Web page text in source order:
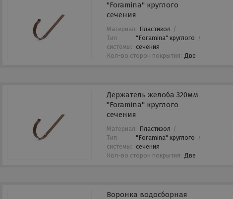
"Foramina" круглого
сечения
Материал: Пластизол /
Тип
системы:
"Foramina" круглого
сечения
/
Кол-во сторон покрытия: Две
Держатель желоба 320мм
"Foramina" круглого
сечения
Материал: Пластизол /
Тип
системы:
"Foramina" круглого
сечения
/
Кол-во сторон покрытия: Две
Воронка водосборная